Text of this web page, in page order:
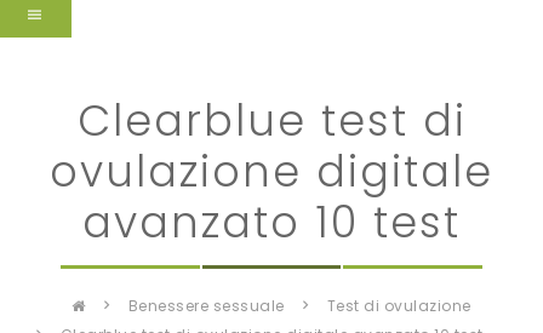
clearblue test di
ovulazione digitale
avanzato 10 test
benessere sessuale
test di ovulazione